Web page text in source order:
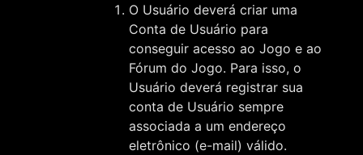
O Usuário deverá criar uma
Conta de Usuário para
conseguir acesso ao Jogo e ao
Fórum do Jogo. Para isso, o
Usuário deverá registrar sua
conta de Usuário sempre
associada a um endereço
eletrônico (e-mail) válido.